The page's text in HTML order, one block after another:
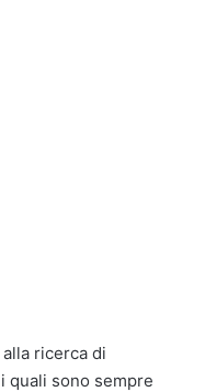
ricerca di
quali sono sempre